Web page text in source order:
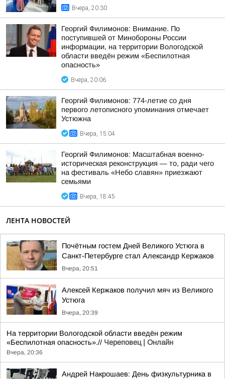
Вчера, 20:30
Георгий Филимонов: Внимание. По
поступившей от Минобороны России
информации, на территории Вологодской
области введён режим «Беспилотная
опасность»
Вчера, 20:06
Георгий Филимонов: 774-летие со дня
первого летописного упоминания отмечает
Устюжна
Вчера, 15:04
Георгий Филимонов: Масштабная военно-
историческая реконструкция — то, ради чего
на фестиваль «Небо славян» приезжают
семьями
Вчера, 18:45
ЛЕНТА НОВОСТЕЙ
Почётным гостем Дней Великого Устюга в
Санкт-Петербурге стал Александр Кержаков
Вчера, 20:51
Алексей Кержаков получил мяч из Великого
Устюга
Вчера, 20:39
На территории Вологодской области введён режим
«Беспилотная опасность».// Череповец | Онлайн
Вчера, 20:36
Андрей Накрошаев: День физкультурника в